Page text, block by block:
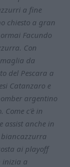
a fine
chiesto a gran
Facundo
Con
da
del Pescara a
Catanzaro e
argentino
Come c'è in
assist anche in
ai playoff
inizia a